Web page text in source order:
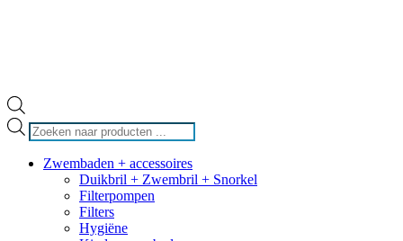
Producten
zoeken
Zwembaden + accessoires
Duikbril + Zwembril + Snorkel
Filterpompen
Filters
Hygiëne